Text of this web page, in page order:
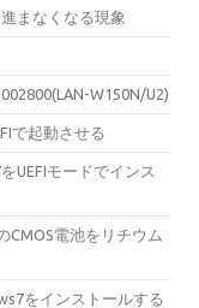
まなくなる現象
W150N/U2)
で起動させる
UEFIモードでインス
CMOS電池をリチウム
をインストールする